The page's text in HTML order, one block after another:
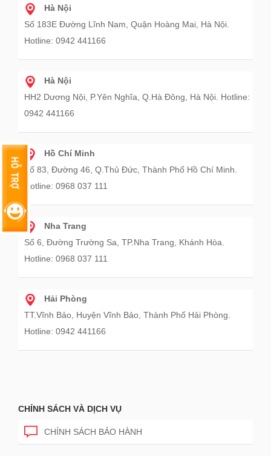
Hà Nội
Số 183E Đường Lĩnh Nam, Quận Hoàng Mai, Hà Nội.
Hotline: 0942 441166
Hà Nội
HH2 Dương Nội, P.Yên Nghĩa, Q.Hà Đông, Hà Nội. Hotline:
0942 441166
Hồ Chí Minh
Số 83, Đường 46, Q.Thủ Đức, Thành Phố Hồ Chí Minh.
Hotline: 0968 037 111
Nha Trang
Số 6, Đường Trường Sa, TP.Nha Trang, Khánh Hòa.
Hotline: 0968 037 111
Hải Phòng
TT.Vĩnh Bảo, Huyện Vĩnh Bảo, Thành Phố Hải Phòng.
Hotline: 0942 441166
CHÍNH SÁCH VÀ DỊCH VỤ
CHÍNH SÁCH BẢO HÀNH